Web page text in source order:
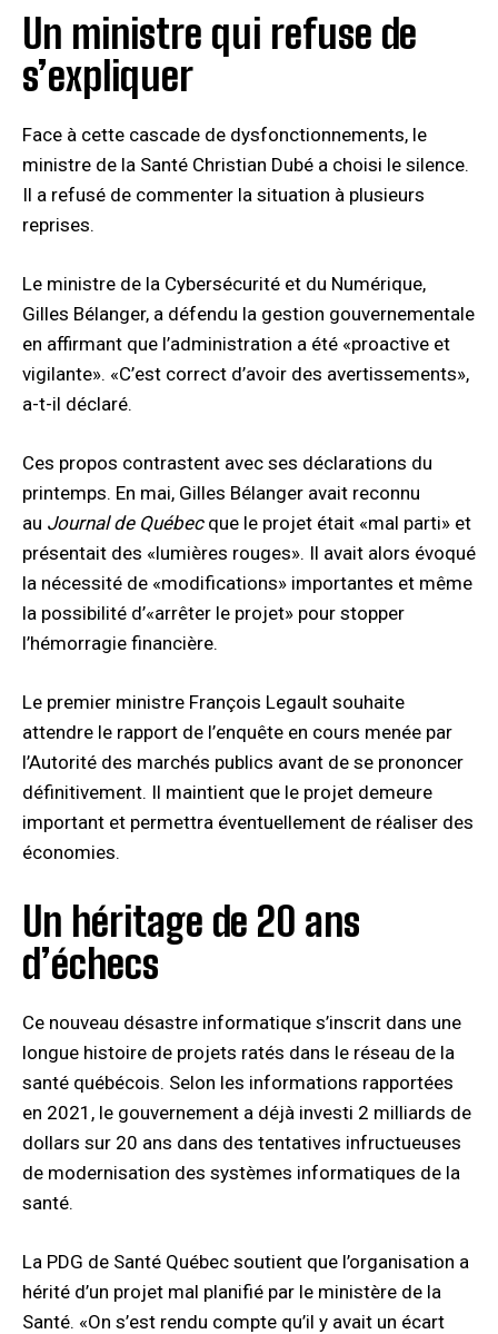
Un ministre qui refuse de
s’expliquer
Face à cette cascade de dysfonctionnements, le
ministre de la Santé Christian Dubé a choisi le silence.
Il a refusé de commenter la situation à plusieurs
reprises.
Le ministre de la Cybersécurité et du Numérique,
Gilles Bélanger, a défendu la gestion gouvernementale
en affirmant que l’administration a été «proactive et
vigilante». «C’est correct d’avoir des avertissements»,
a-t-il déclaré.
Ces propos contrastent avec ses déclarations du
printemps. En mai, Gilles Bélanger avait reconnu
au Journal de Québecque le projet était «mal parti» et
présentait des «lumières rouges». Il avait alors évoqué
la nécessité de «modifications» importantes et même
la possibilité d’«arrêter le projet» pour stopper
l’hémorragie financière.
Le premier ministre François Legault souhaite
attendre le rapport de l’enquête en cours menée par
l’Autorité des marchés publics avant de se prononcer
définitivement. Il maintient que le projet demeure
important et permettra éventuellement de réaliser des
économies.
Un héritage de 20 ans
d’échecs
Ce nouveau désastre informatique s’inscrit dans une
longue histoire de projets ratés dans le réseau de la
santé québécois. Selon les informations rapportées
en 2021, le gouvernement a déjà investi 2 milliards de
dollars sur 20 ans dans des tentatives infructueuses
de modernisation des systèmes informatiques de la
santé.
La PDG de Santé Québec soutient que l’organisation a
hérité d’un projet mal planifié par le ministère de la
Santé. «On s’est rendu compte qu’il y avait un écart